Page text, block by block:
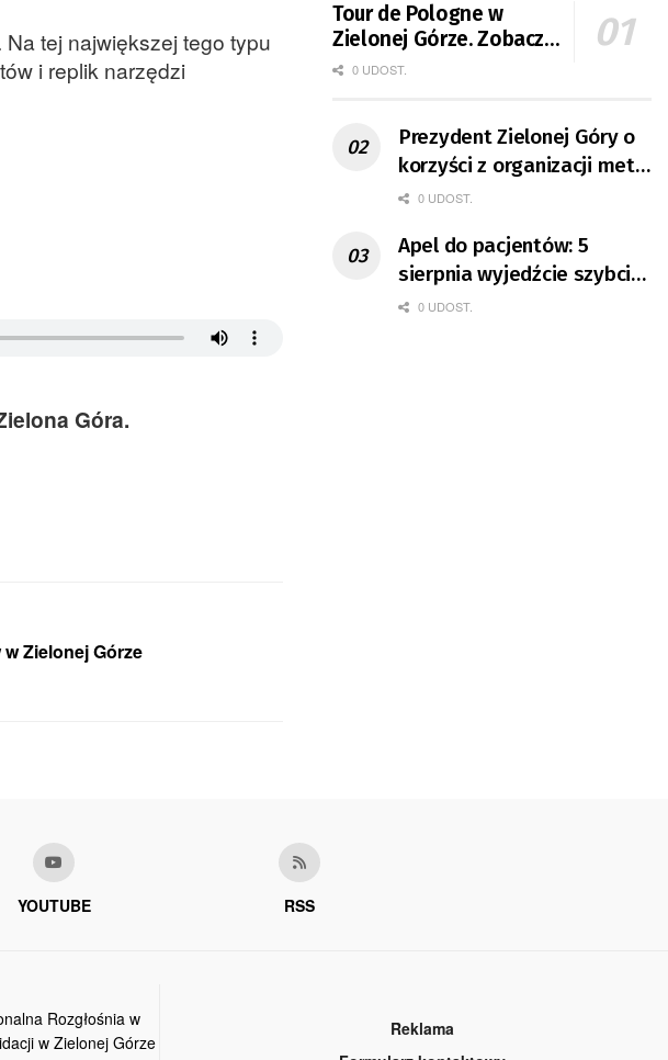
tej największej tego typu
i replik narzędzi
Góra.
Zielonej Górze
Tour de Pologne w
Zielonej Górze. Zobacz
zmiany w organizacji
0 UDOST.
Prezydent Zielonej Góry o
korzyści z organizacji mety
Tour de Pologne
0 UDOST.
Apel do pacjentów: 5
sierpnia wyjedźcie szybciej
z domów
0 UDOST.
YOUTUBE RSS
Rozgłośnia w
w Zielonej Górze
Reklama